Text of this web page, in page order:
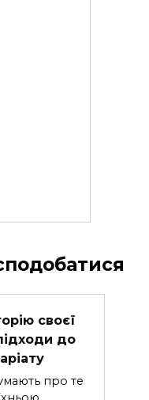
своєї
до
про те